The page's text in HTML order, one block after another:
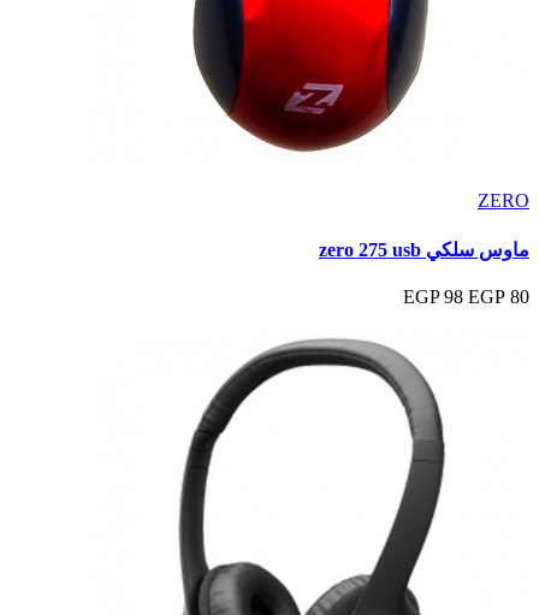
ZERO
ماوس سلكي zero 275 usb
80 EGP
98 EGP